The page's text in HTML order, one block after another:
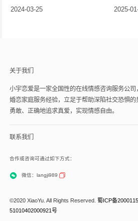
2024-03-25
益处
2025-
关于我们
小宇恋爱是一家全国性的在线情感咨询服务公
婚恋家庭服务经验，立足于帮助深陷社交恐惧
勇敢、正确地追求真爱，实现情感自由。
联系我们
合作或咨询可通过如下方式：
微信：langji989
©2020 XiaoYu. All Rights Reserved.蜀ICP备
51010402000921号